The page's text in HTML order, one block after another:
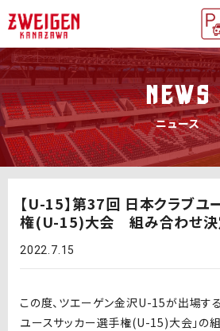
NEWS
ニュース
【U-15】第37回 日本クラブユ
権(U-15)大会 組み合わせ決
2022.7.15
この度、ツエーゲン金沢U-15が出場す
ユースサッカー選手権(U-15)大会」の